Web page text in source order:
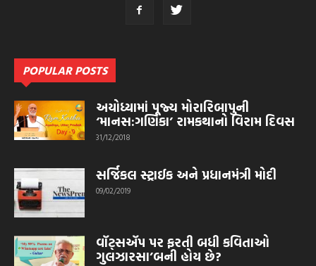
POPULAR POSTS
અયોધ્યામાં પૂજ્ય મોરારિબાપુની
‘માનસ:ગણિકા’ રામકથાનો વિરામ દિવસ
31/12/2018
સર્જિકલ સ્ટ્રાઈક અને પ્રધાનમંત્રી મોદી
09/02/2019
વૉટ્સઍપ પર ફરતી બધી કવિતાઓ
ગુલઝારસા’બની હોય છે?